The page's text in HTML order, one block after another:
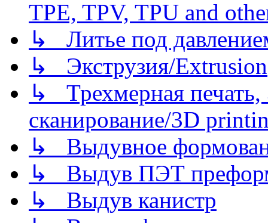
TPE, TPV, TPU and
↳ Литье под
↳ Экструзия/Extrusion
↳ Трехмерная
сканирование/3D
↳ Выдувное
↳ Выдув ПЭТ
↳ Выдув канистр